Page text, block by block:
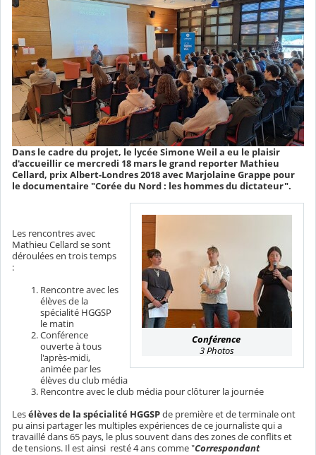
Dans le cadre du projet, le lycée Simone Weil a eu le plaisir
d'accueillir ce mercredi 18 mars le grand reporter Mathieu
Cellard, prix Albert-Londres 2018 avec Marjolaine Grappe pour
le documentaire "Corée du Nord : les hommes du dictateur".
Conférence
3 Photos
Les rencontres avec
Mathieu Cellard se sont
déroulées en trois temps
:
Rencontre avec les
élèves de la
spécialité HGGSP
le matin
Conférence
ouverte à tous
l'après-midi,
animée par les
élèves du club média
Rencontre avec le club média pour clôturer la journée
Lesélèves de la spécialité HGGSPde première et de terminale ont
pu ainsi partager les multiples expériences de ce journaliste qui a
travaillé dans 65 pays, le plus souvent dans des zones de conflits et
de tensions. Il est ainsi resté 4 ans comme "Correspondant